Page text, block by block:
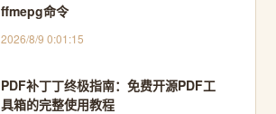
ffmepg命令
2026/8/9 0:01:15
PDF补丁丁终极指南：免费开源PDF工
具箱的完整使用教程